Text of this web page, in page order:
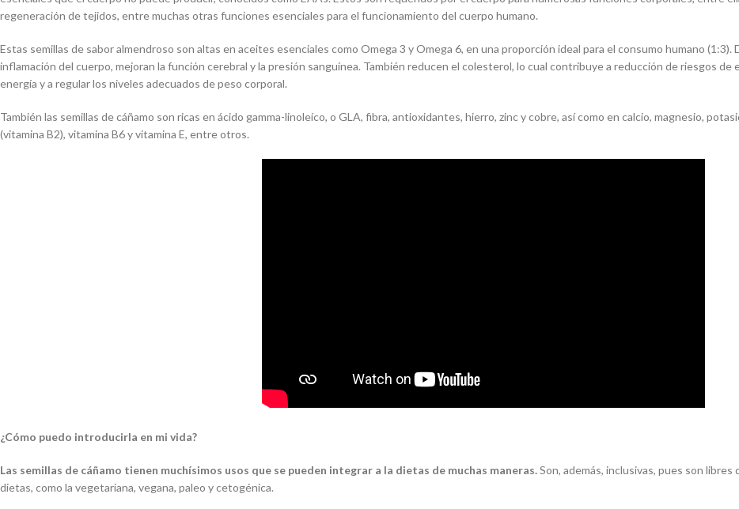
regeneración de tejidos, entre muchas otras funciones esenciales para el funcionamiento del cuerpo humano.
Estas semillas de sabor almendroso son altas en aceites esenciales como Omega 3 y Omega 6, en una proporción ideal para el consumo humano
inflamación del cuerpo, mejoran la función cerebral y la presión sanguínea. También reducen el colesterol, lo cual contribuye a reducción de riesgos de
energía y a regular los niveles adecuados de peso corporal.
También las semillas de cáñamo son ricas en ácido gamma-linoleíco, o GLA, fibra, antioxidantes, hierro, zinc y cobre, así como en calcio, magnesio,
(vitamina B2), vitamina B6 y vitamina E, entre otros.
¿Cómo puedo introducirla en mi vida?
Las semillas de cáñamo tienen muchísimos usos que se pueden integrar a la dietas de muchas maneras.Son, además, inclusivas, pues son
dietas, como la vegetariana, vegana, paleo y cetogénica.